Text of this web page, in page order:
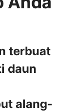
terbuat
daun
alang-